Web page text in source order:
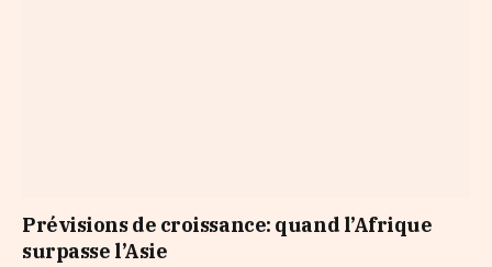
Prévisions de croissance: quand l’Afrique
surpasse l’Asie